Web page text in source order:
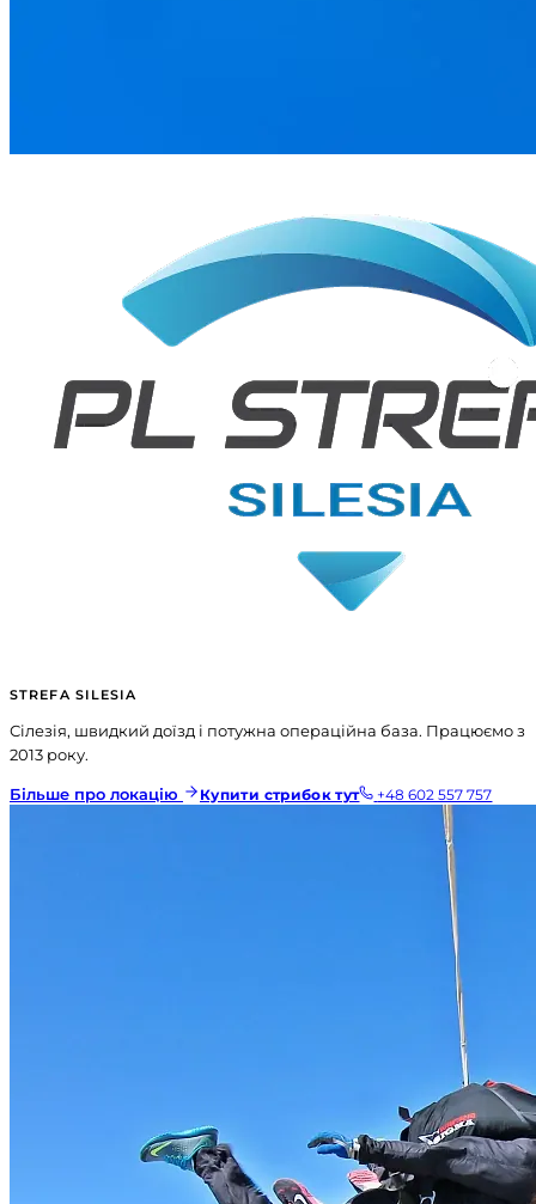
STREFA SILESIA
Сілезія, швидкий доїзд і потужна операційна база. Працюємо з
2013 року.
Більше про локацію Купити стрибок тут +48 602 557 757